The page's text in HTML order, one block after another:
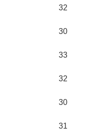
32
30
33
32
30
31